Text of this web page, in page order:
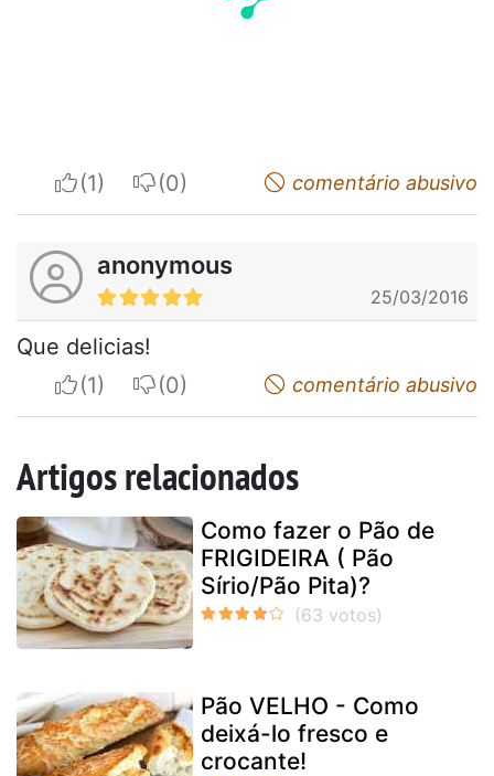
I apreciateI do not appreciatecomentário abusivo
anonymous
25/03/2016
Que delicias!
I apreciateI do not appreciatecomentário abusivo
Artigos relacionados
Como fazer o Pão de
FRIGIDEIRA ( Pão
Sírio/Pão Pita)?
Pão VELHO - Como
deixá-lo fresco e
crocante!